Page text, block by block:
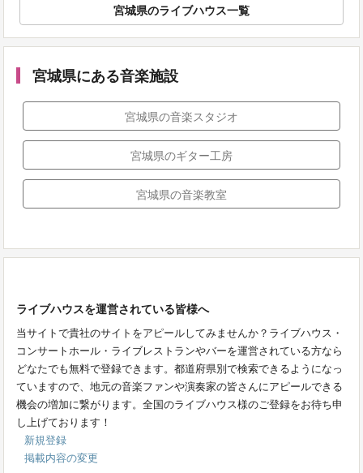
宮城県のライブハウス一覧
宮城県にある音楽施設
宮城県の音楽スタジオ
宮城県のギター工房
宮城県の音楽教室
ライブハウスを運営されている皆様へ
当サイトで貴社のサイトをアピールしてみませんか？ライブハウス・
コンサートホール・ライブレストランやバーを運営されている方なら
どなたでも無料で登録できます。都道府県別で検索できるようになっ
ていますので、地元の音楽ファンや演奏家の皆さんにアピールできる
機会の増加に繋がります。全国のライブハウス様のご登録をお待ち申
し上げております！
新規登録
掲載内容の変更